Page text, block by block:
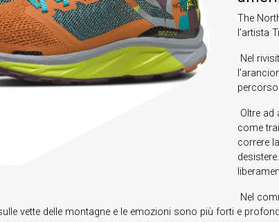
The
l’artista
Nel
percorso.
Oltre ad
come
correre
Nel
vette delle montagne e le emozioni sono più forti e